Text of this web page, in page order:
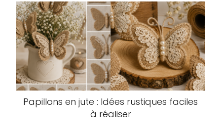
Papillons en jute : Idées rustiques faciles
à réaliser